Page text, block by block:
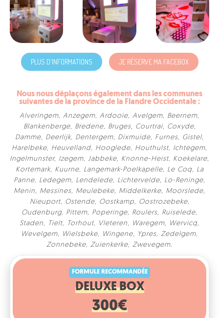
PLUS D'INFORMATIONS JE RÉSERVE MA FACEBOX
Nous nous déplaçons également dans les communes
suivantes de la province de la Flandre Occidentale :
Alveringem, Anzegem, Ardooie, Avelgem, Beernem,
Blankenberge, Bredene, Bruges, Courtrai, Coxyde,
Damme, Deerlijk, Dentergem, Dixmuide, Furnes, Gistel,
Harelbeke, Heuvelland, Hooglede, Houthulst, Ichtegem,
Ingelmunster, Izegem, Jabbeke, Knonne-Heist, Koekelare,
Kortemark, Kuurne, Langemark-Poelkapelle, Le Coq, La
Panne, Ledegem, Lendelede, Lichtervelde, Lo-Reninge,
Menin, Messines, Meulebeke, Middelkerke, Moorslede,
Nieuport, Ostende, Oostkamp, Oostrozebeke,
Oudenburg, Pittem, Poperinge, Roulers, Ruiselede,
Staden, Tielt, Torhout, Vleteren, Waregem, Wervicq,
Wevelgem, Wielsbeke, Wingene, Ypres, Zedelgem,
Zonnebeke, Zuienkerke, Zwevegem.
FORMULE RECOMMANDÉE
DELUXE BOX
300€
400 impressions instantanées